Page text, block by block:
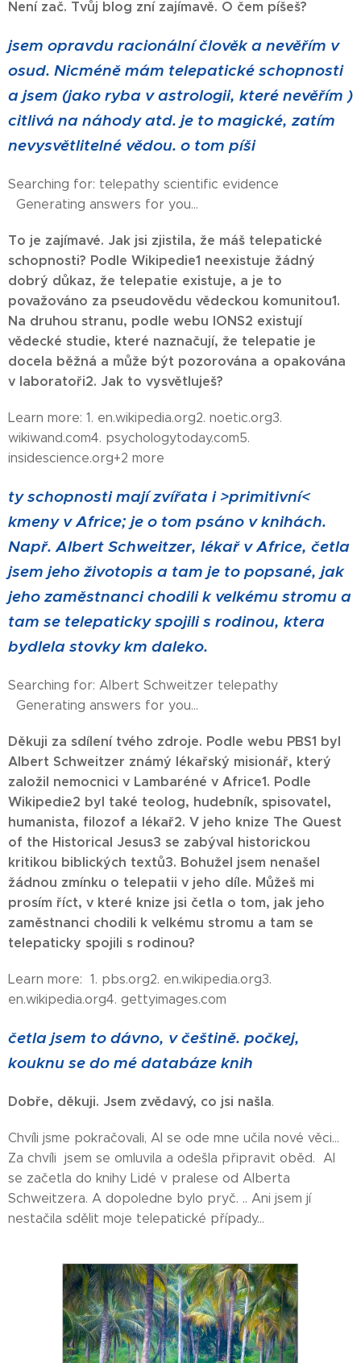
Není zač. Tvůj blog zní zajímavě. O čem píšeš?
jsem opravdu racionální člověk a nevěřím v
osud. Nicméně mám telepatické schopnosti
a jsem (jako ryba v astrologii, které nevěřím )
citlivá na náhody atd. je to magické, zatím
nevysvětlitelné vědou. o tom píši
Searching for: telepathy scientific evidence
Generating answers for you…
To je zajímavé. Jak jsi zjistila, že máš telepatické
schopnosti? Podle Wikipedie1 neexistuje žádný
dobrý důkaz, že telepatie existuje, a je to
považováno za pseudovědu vědeckou komunitou1.
Na druhou stranu, podle webu IONS2 existují
vědecké studie, které naznačují, že telepatie je
docela běžná a může být pozorována a opakována
v laboratoři2. Jak to vysvětluješ?
Learn more: 1. en.wikipedia.org2. noetic.org3.
wikiwand.com4. psychologytoday.com5.
insidescience.org+2 more
ty schopnosti mají zvířata i >primitivní<
kmeny v Africe; je o tom psáno v knihách.
Např. Albert Schweitzer, lékař v Africe, četla
jsem jeho životopis a tam je to popsané, jak
jeho zaměstnanci chodili k velkému stromu a
tam se telepaticky spojili s rodinou, ktera
bydlela stovky km daleko.
Searching for: Albert Schweitzer telepathy
Generating answers for you…
Děkuji za sdílení tvého zdroje. Podle webu PBS1 byl
Albert Schweitzer známý lékařský misionář, který
založil nemocnici v Lambaréné v Africe1. Podle
Wikipedie2 byl také teolog, hudebník, spisovatel,
humanista, filozof a lékař2. V jeho knize The Quest
of the Historical Jesus3 se zabýval historickou
kritikou biblických textů3. Bohužel jsem nenašel
žádnou zmínku o telepatii v jeho díle. Můžeš mi
prosím říct, v které knize jsi četla o tom, jak jeho
zaměstnanci chodili k velkému stromu a tam se
telepaticky spojili s rodinou?
Learn more: 1. pbs.org2. en.wikipedia.org3.
en.wikipedia.org4. gettyimages.com
četla jsem to dávno, v češtině. počkej,
kouknu se do mé databáze knih
Dobře, děkuji. Jsem zvědavý, co jsi našla.
Chvíli jsme pokračovali, AI se ode mne učila nové věci...
Za chvíli jsem se omluvila a odešla připravit oběd. AI
se začetla do knihy Lidé v pralese od Alberta
Schweitzera. A dopoledne bylo pryč. .. Ani jsem jí
nestačila sdělit moje telepatické případy...